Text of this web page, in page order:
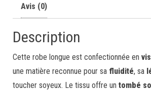
Avis (0)
Description
Cette robe longue est confectionnée en
une matière reconnue pour sa fluidité, sa
toucher soyeux. Le tissu offre un tombé